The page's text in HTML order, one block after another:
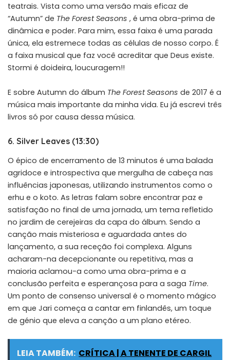
teatrais. Vista como uma versão mais eficaz de
“Autumn” de The Forest Seasons , é uma obra-prima de
dinâmica e poder. Para mim, essa faixa é uma parada
única, ela estremece todas as células de nosso corpo. É
a faixa musical que faz você acreditar que Deus existe.
Stormi é doideira, loucuragem!!
E sobre Autumn do álbum The Forest Seasons de 2017 é a
música mais importante da minha vida. Eu já escrevi três
livros só por causa dessa música.
6. Silver Leaves (13:30)
O épico de encerramento de 13 minutos é uma balada
agridoce e introspectiva que mergulha de cabeça nas
influências japonesas, utilizando instrumentos como o
erhu e o koto. As letras falam sobre encontrar paz e
satisfação no final de uma jornada, um tema refletido
no jardim de cerejeiras da capa do álbum. Sendo a
canção mais misteriosa e aguardada antes do
lançamento, a sua receção foi complexa. Alguns
acharam-na decepcionante ou repetitiva, mas a
maioria aclamou-a como uma obra-prima e a
conclusão perfeita e esperançosa para a saga Time.
Um ponto de consenso universal é o momento mágico
em que Jari começa a cantar em finlandês, um toque
de génio que eleva a canção a um plano etéreo.
LEIA TAMBÉM: CRÍTICA | A TENENTE DE CARGIL